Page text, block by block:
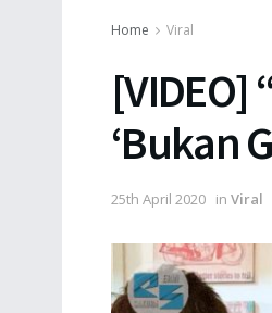
Home Viral
[VIDEO]
‘Bukan
25th April 2020 in Viral